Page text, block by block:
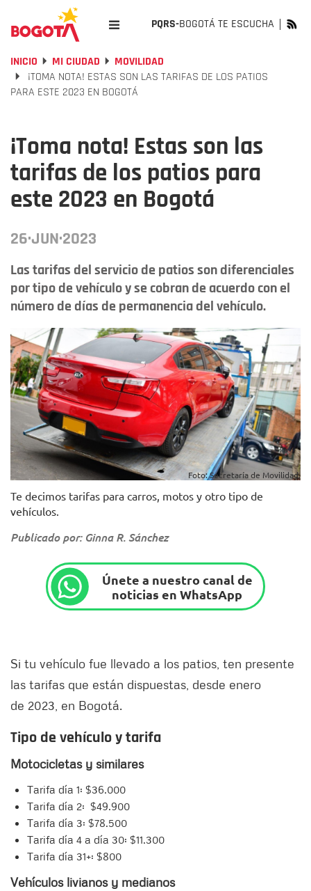
PQRS-BOGOTÁ TE ESCUCHA
INICIO MI CIUDAD
MOVILIDAD
¡TOMA NOTA! ESTAS SON LAS TARIFAS DE LOS PATIOS
PARA ESTE 2023 EN BOGOTÁ
¡Toma nota! Estas son las
tarifas de los patios para
este 2023 en Bogotá
26·JUN·2023
Las tarifas del servicio de patios son diferenciales
por tipo de vehículo y se cobran de acuerdo con el
número de días de permanencia del vehículo.
Foto: Secretaría de Movilidad.
Te decimos tarifas para carros, motos y otro tipo de
vehículos.
Publicado por: Ginna R. Sánchez
Únete a nuestro canal de
noticias en WhatsApp
Si tu vehículo fue llevado a los patios, ten presente
las tarifas que están dispuestas, desde enero
de 2023, en Bogotá.
Tipo de vehículo y tarifa
Motocicletas y similares
Tarifa día 1: $36.000
Tarifa día 2: $49.900
Tarifa día 3: $78.500
Tarifa día 4 a día 30: $11.300
Tarifa día 31+: $800
Vehículos livianos y medianos